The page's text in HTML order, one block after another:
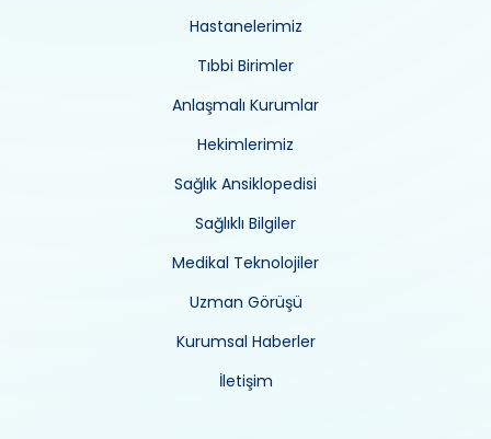
Hastanelerimiz
Tıbbi Birimler
Anlaşmalı Kurumlar
Hekimlerimiz
Sağlık Ansiklopedisi
Sağlıklı Bilgiler
Medikal Teknolojiler
Uzman Görüşü
Kurumsal Haberler
İletişim